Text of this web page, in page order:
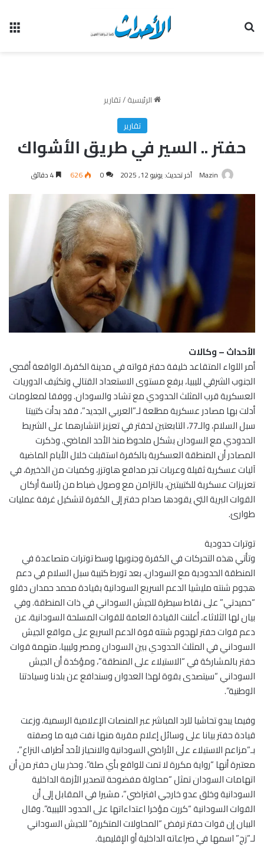
الرئيسية/تقارير
تقارير
حفتر .. السير في طريق الأشواك
Mazin آخر تحديث: يونيو 12, 2025 0
626
الأحداث – وكالات
أمر اللواء المتقاعد خليفة حفتر قواته في مدينة الكفرة، الواقعة أقصى
الجنوب الشرقي لليبيا، برفع مستوى الاستعداد القتالي وتكثيف الدوريات
العسكرية قرب المثلث الحدودي مع تشاد والسودان. ووفقا لمعلومات
أدلت بها مصادر عسكرية مطلعة لـ”العربي الجديد”، فقد بدأت كتيبتا
سبل السلام، والـ77، التابعتين لحفتر في تعزيز انتشارهما على الشريط
الحدودي مع السودان بشكل ملحوظ منذ الأحد الماضي. وذكرت
المصادر أن المنطقة العسكرية بالكفرة استقبلت خلال الأيام الماضية
آليات عسكرية ثقيلة وعربات تجر مدافع هاوتزر، وكميات من الذخيرة، في
تعزيزات عسكرية للكتيبتين، بالتزامن مع وصول ضباط من رئاسة أركان
القوات البرية التي يقودها صدام حفتر إلى الكفرة لتشكيل غرفة عمليات
طوارئ.
توترات حدودية
وتأتي هذه التحركات في الكفرة وجنوبها وسط توترات متصاعدة في
المنطقة الحدودية مع السودان، بعد تورط كتيبة سبل السلام في دعم
هجوم شنته مليشيا الدعم السريع السودانية بقيادة محمد حمدان دقلو
“حميدتي” على نقاط سيطرة للجيش السوداني في ذات المنطقة. وفي
بيان لها الثلاثاء، أعلنت القيادة العامة للقوات المسلحة السودانية، عن
دعم قوات حفتر لهجوم شنته قوة الدعم السريع على مواقع الجيش
السوداني في المثلث الحدودي بين السودان ومصر وليبيا، متهمة قوات
حفتر بالمشاركة في “الاستيلاء على المنطقة”، ومؤكدة أن الجيش
السوداني “سيتصدى بقوة لهذا العدوان وسندافع عن بلدنا وسيادتنا
الوطنية”.
وفيما يبدو تحاشيا للرد المباشر عبر المنصات الإعلامية الرسمية، وزعت
قيادة حفتر بيانا على وسائل إعلام مقربة منها نفت فيه ما وصفته
بـ”مزاعم الاستيلاء على الأراضي السودانية والانحياز لأحد أطراف النزاع”،
معتبرة أنها “رواية مكررة لا تمت للواقع بأي صلة”. وحذر بيان حفتر من أن
اتهامات السودان تمثل “محاولة مفضوحة لتصدير الأزمة الداخلية
السودانية وخلق عدو خارجي افتراضي”، مشيرا في المقابل إلى أن
القوات السودانية “كررت مؤخرا اعتداءاتها على الحدود الليبية”. وقال
البيان إن قوات حفتر ترفض “المحاولات المتكررة” للجيش السوداني
لـ”زج” اسمها في صراعاته الداخلية أو الإقليمية.